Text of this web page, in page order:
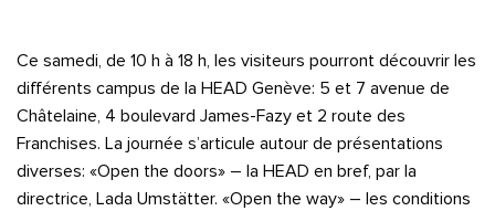
Ce samedi, de 10 h à 18 h, les visiteurs pourront découvrir les
différents campus de la HEAD Genève: 5 et 7 avenue de
Châtelaine, 4 boulevard James-Fazy et 2 route des
Franchises. La journée s’articule autour de présentations
diverses: «Open the doors» – la HEAD en bref, par la
directrice, Lada Umstätter. «Open the way» – les conditions